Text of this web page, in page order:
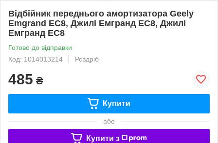
Відбійник переднього амортизатора Geely
Emgrand EC8, Джилі Емгранд ЕС8, Джилі
Емгранд ЕС8
Готово до відправки
Код: 1014013214
Роздріб
485 ₴
Купити
або
Купити з